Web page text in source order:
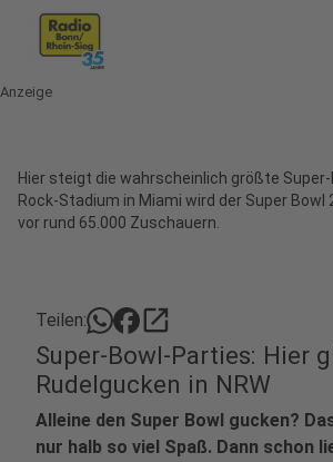
Anzeige
Hier steigt die wahrscheinlich größte Super-
Rock-Stadium in Miami wird der Super Bowl
vor rund 65.000 Zuschauern.
Teilen: open_in_new
Super-Bowl-Parties: Hier
Rudelgucken in NRW
Alleine den Super Bowl gucken?
nur halb so viel Spaß. Dann schon